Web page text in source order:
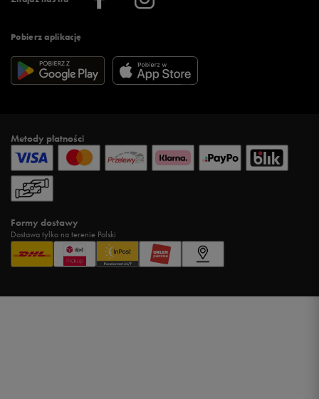
Pobierz aplikację
Metody płatności
Formy dostawy
Dostawa tylko na terenie Polski